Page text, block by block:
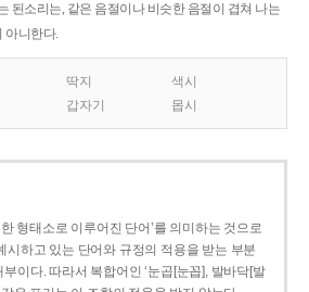
된소리는, 같은 음절이나 비슷한 음절이 겹쳐 나는
아니한다.
딱지
색시
갑자기 몹시
한 형태소로 이루어진 단어’를 의미하는 것으로
시하고 있는 단어와 규정의 적용을 받는 부분
이다. 따라서 복합어인 ‘눈곱[눈꼽], 발바닥[발